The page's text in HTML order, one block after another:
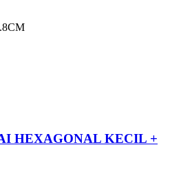
HEXAGONAL KECIL +